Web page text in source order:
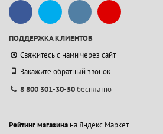
ПОДДЕРЖКА КЛИЕНТОВ
Свяжитесь с нами через сайт
Закажите обратный звонок
8 800 301-30-50бесплатно
Рейтинг магазина на Яндекс.Маркет